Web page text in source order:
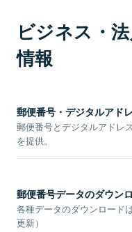
ビジネス・
情報
郵便番号・デジタルアド
郵便番号とデジタルアドレ
を提供。
郵便番号データのダウン
各種データのダウンロード
更新）